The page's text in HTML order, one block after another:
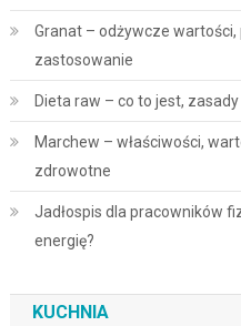
Granat – odżywcze
zastosowanie
Dieta raw – co to jest,
Marchew – właściwości,
zdrowotne
Jadłospis dla pracowników
energię?
KUCHNIA